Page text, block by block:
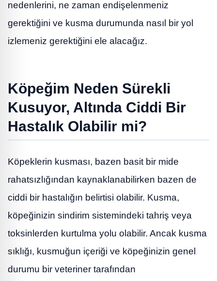
nedenlerini, ne zaman endişelenmeniz
gerektiğini ve kusma durumunda nasıl bir yol
izlemeniz gerektiğini ele alacağız.
Köpeğim Neden Sürekli
Kusuyor, Altında Ciddi Bir
Hastalık Olabilir mi?
Köpeklerin kusması, bazen basit bir mide
rahatsızlığından kaynaklanabilirken bazen de
ciddi bir hastalığın belirtisi olabilir. Kusma,
köpeğinizin sindirim sistemindeki tahriş veya
toksinlerden kurtulma yolu olabilir. Ancak kusma
sıklığı, kusmuğun içeriği ve köpeğinizin genel
durumu bir veteriner tarafından